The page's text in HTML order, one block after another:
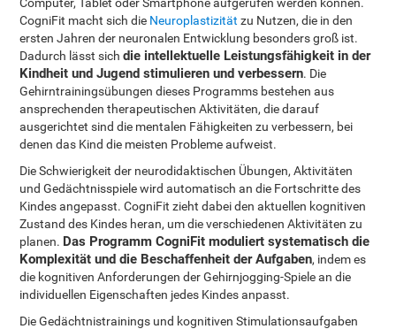
CogniFit macht sich die Neuroplastizität zu Nutzen, die in den
ersten Jahren der neuronalen Entwicklung besonders groß ist.
Dadurch lässt sichdie intellektuelle Leistungsfähigkeit in der
Kindheit und Jugend stimulieren und verbessern. Die
Gehirntrainingsübungen dieses Programms bestehen aus
ansprechenden therapeutischen Aktivitäten, die darauf
ausgerichtet sind die mentalen Fähigkeiten zu verbessern, bei
denen das Kind die meisten Probleme aufweist.
Die Schwierigkeit der neurodidaktischen Übungen, Aktivitäten
und Gedächtnisspiele wird automatisch an die Fortschritte des
Kindes angepasst. CogniFit zieht dabei den aktuellen kognitiven
Zustand des Kindes heran, um die verschiedenen Aktivitäten zu
planen. Das Programm CogniFit moduliert systematisch die
Komplexität und die Beschaffenheit der Aufgaben, indem es
die kognitiven Anforderungen der Gehirnjogging-Spiele an die
individuellen Eigenschaften jedes Kindes anpasst.
Die Gedächtnistrainings und kognitiven Stimulationsaufgaben